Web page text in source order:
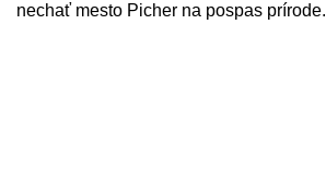
nechať mesto Picher na pospas prírode.